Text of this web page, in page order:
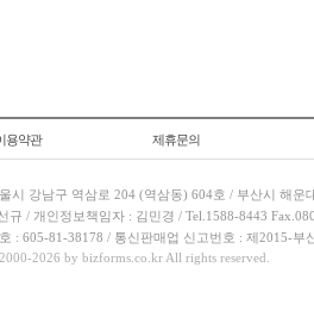
용약관 제휴문의
시 강남구 역삼로 204 (역삼동) 604호 / 부산시 해운
규 / 개인정보책임자 : 김민경 / Tel.1588-8443
: 605-81-38178 / 통신판매업 신고번호 : 제2015-부
2026 by bizforms.co.kr All rights reserved.